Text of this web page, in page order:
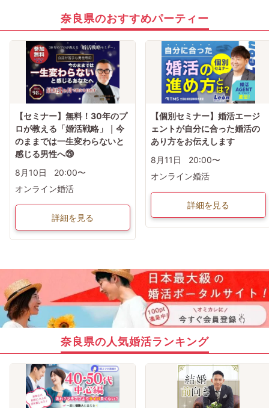
奈良県のおすすめパーティー
【セミナー】無料！30年のプ
ロが教える「婚活戦略」｜今
のままでは一生変わらないと
感じる男性へ㉙
8月10日
20:00〜
オンライン婚活
詳細を見る
【個別セミナー】婚活エージ
ェントが自分に合った婚活の
あり方をお伝えします
8月11日
20:00〜
オンライン婚活
詳細を見る
奈良県の人気婚活ランキング